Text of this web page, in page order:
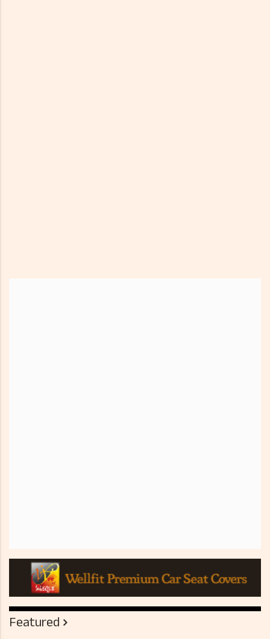
Featured